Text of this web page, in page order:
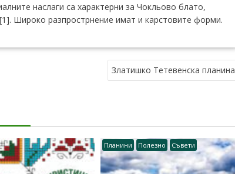
наслаги са характерни за Чокльово блато,
Широко разпрострнение имат и карстовите форми.
Златишко Тетевенска планина
Планини Полезно Съвети